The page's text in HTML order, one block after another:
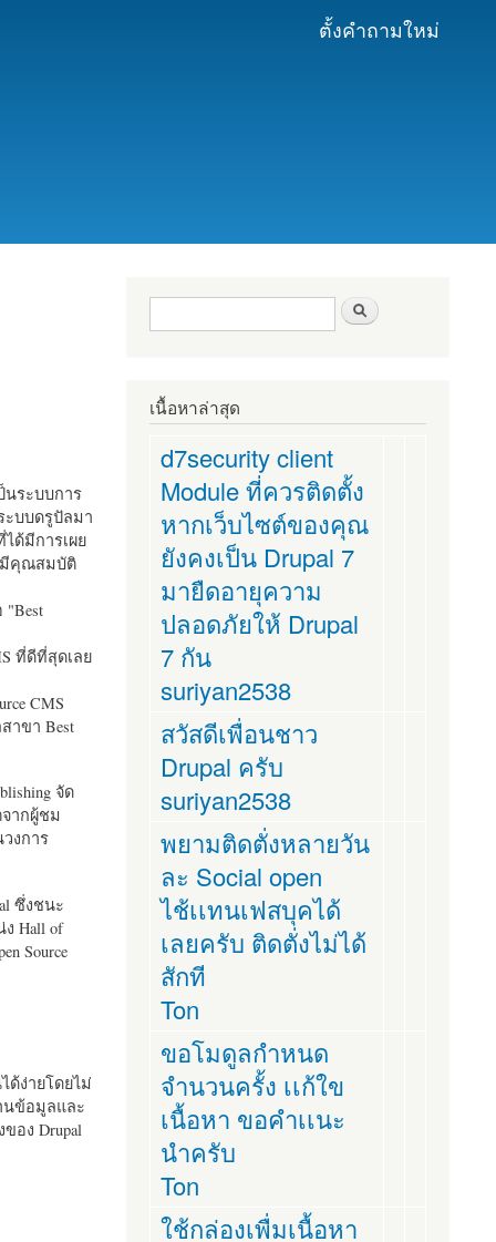
ตั้งคำถามใหม่
นระบบการ
ะบบดรูปัลมา
ด้มีการเผย
มีคุณสมบัติ
"Best
ที่ดีที่สุดเลย
CMS
าขา Best
จัด
ากผู้ชม
งการ
ซึ่งชนะ
Hall of
Source
ด้ง่ายโดยไม่
นข้อมูลและ
อง Drupal
ฟอร์มค้นหา
เนื้อหาล่าสุด
d7security client
Module ที่ควรติดตั้ง
หากเว็บไซต์ของคุณ
ยังคงเป็น Drupal 7
มายืดอายุความ
ปลอดภัยให้ Drupal
7 กัน
suriyan2538
สวัสดีเพื่อนชาว
Drupal ครับ
suriyan2538
พยามติดตั่งหลายวัน
ละ Social open
ไช้เเทนเฟสบุคได้
เลยครับ ติดตั่งไม่ได้
สักที
Ton
ขอโมดูลกำหนด
จำนวนครั้ง เเก้ใข
เนื้อหา ขอคำเเนะ
นำครับ
Ton
ใช้กล่องเพื่มเนื้อหา